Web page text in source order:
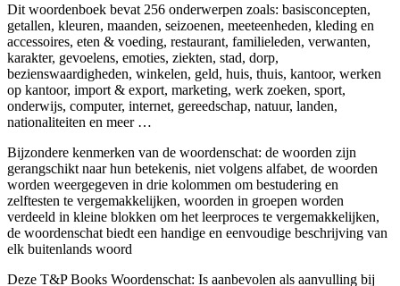
Dit woordenboek bevat 256 onderwerpen zoals: basisconcepten,
getallen, kleuren, maanden, seizoenen, meeteenheden, kleding en
accessoires, eten & voeding, restaurant, familieleden, verwanten,
karakter, gevoelens, emoties, ziekten, stad, dorp,
bezienswaardigheden, winkelen, geld, huis, thuis, kantoor, werken
op kantoor, import & export, marketing, werk zoeken, sport,
onderwijs, computer, internet, gereedschap, natuur, landen,
nationaliteiten en meer …
Bijzondere kenmerken van de woordenschat: de woorden zijn
gerangschikt naar hun betekenis, niet volgens alfabet, de woorden
worden weergegeven in drie kolommen om bestudering en
zelftesten te vergemakkelijken, woorden in groepen worden
verdeeld in kleine blokken om het leerproces te vergemakkelijken,
de woordenschat biedt een handige en eenvoudige beschrijving van
elk buitenlands woord
Deze T&P Books Woordenschat: Is aanbevolen als aanvulling bij